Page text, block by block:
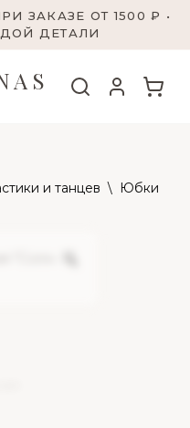
ЗАКАЗЕ ОТ 1500 ₽ •
ДЕТАЛИ
и танцев \ Юбки